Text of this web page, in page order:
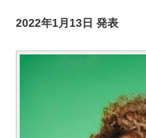
2022年1月13日 発表